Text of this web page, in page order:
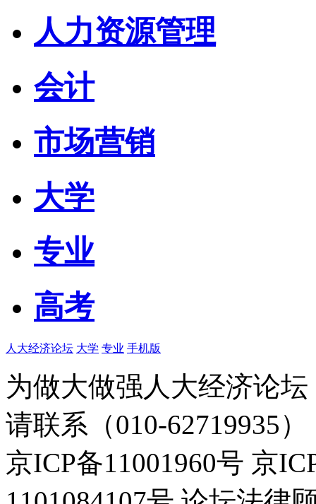
人力资源管理
会计
市场营销
大学
专业
高考
人大经济论坛 大学 专业 手机版
为做大做强人大经济论
请联系（010-62719935）
京ICP备11001960号 京